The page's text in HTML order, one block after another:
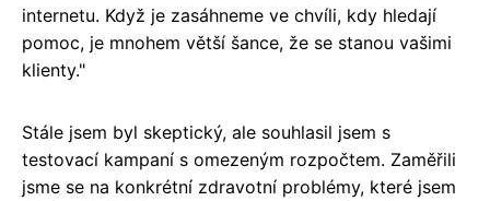
internetu. Když je zasáhneme ve chvíli, kdy hledají
pomoc, je mnohem větší šance, že se stanou vašimi
klienty."
Stále jsem byl skeptický, ale souhlasil jsem s
testovací kampaní s omezeným rozpočtem. Zaměřili
jsme se na konkrétní zdravotní problémy, které jsem